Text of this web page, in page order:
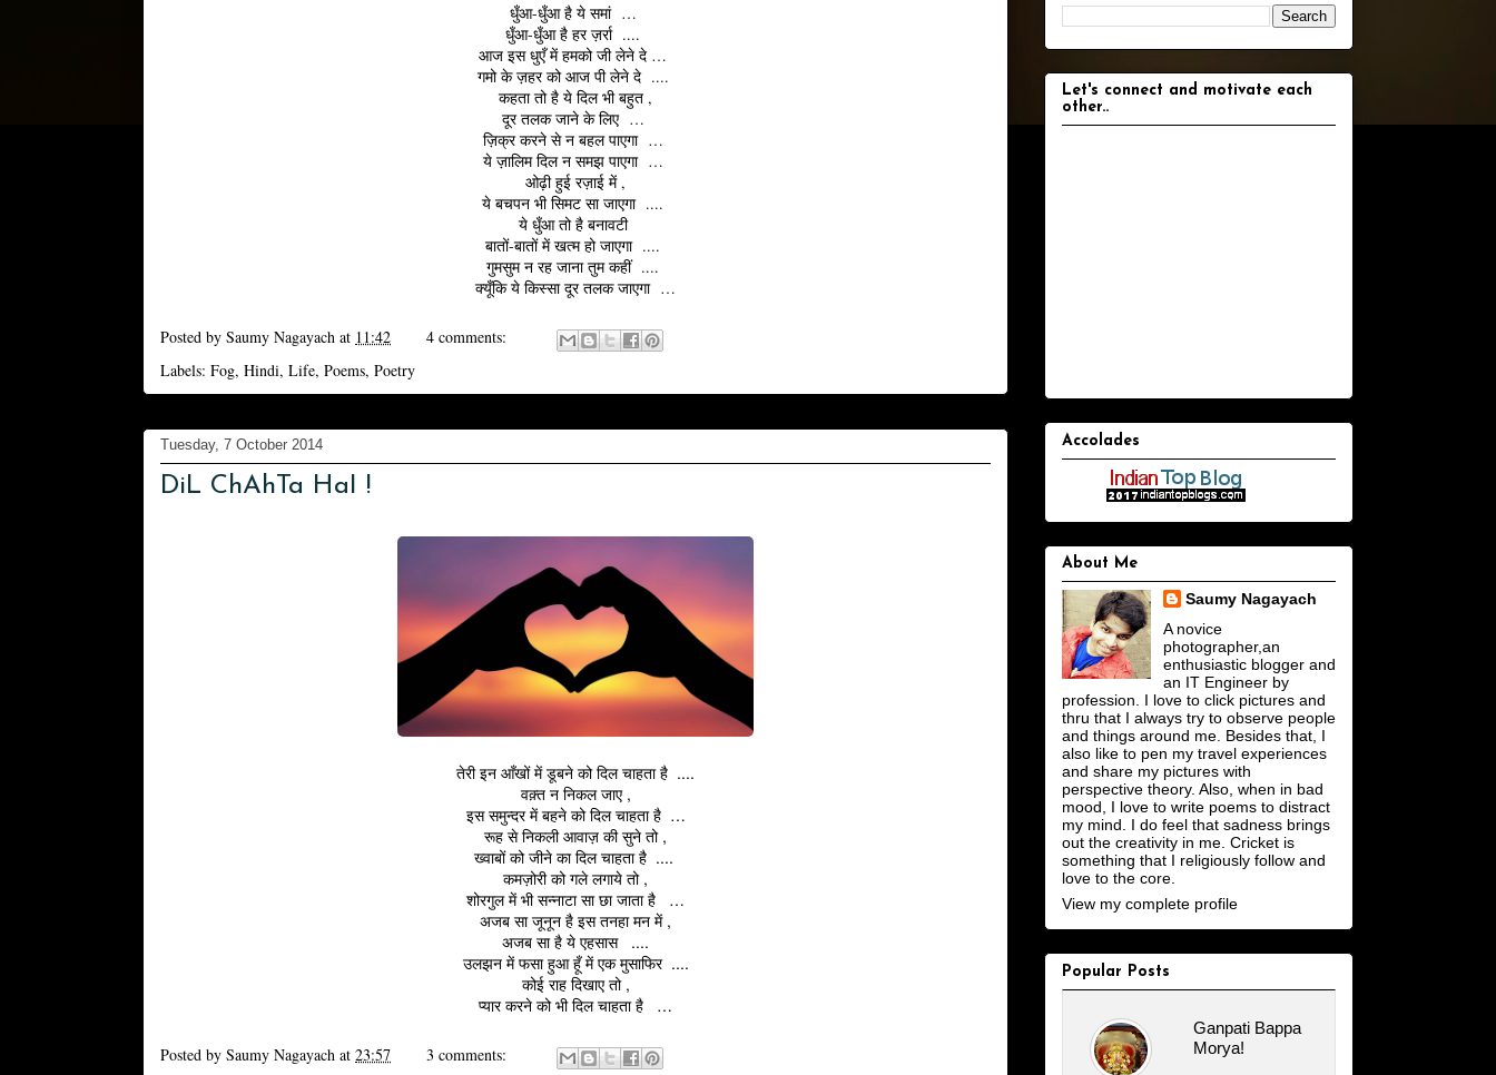
धुँआ-धुँआ है ये समां …
धुँआ-धुँआ है हर ज़र्रा ....
आज इस धुएँ में हमको जी लेने दे …
गमो के ज़हर को आज पी लेने दे ....
कहता तो है ये दिल भी बहुत ,
दूर तलक जाने के लिए …
ज़िक्र करने से न बहल पाएगा …
ये ज़ालिम दिल न समझ पाएगा …
ओढ़ी हुई रज़ाई में ,
ये बचपन भी सिमट सा जाएगा ....
ये धुँआ तो है बनावटी
बातों-बातों में खत्म हो जाएगा ....
गुमसुम न रह जाना तुम कहीं ....
क्यूँकि ये किस्सा दूर तलक जाएगा …
Posted by Saumy Nagayach at 11:42
4 comments:
Labels: Fog, Hindi, Life, Poems, Poetry
Tuesday, 7 October 2014
DiL ChAhTa HaI !
तेरी इन आँखों में डूबने को दिल चाहता है ....
वक़्त न निकल जाए ,
इस समुन्दर में बहने को दिल चाहता है …
रूह से निकली आवाज़ की सुने तो ,
ख्वाबों को जीने का दिल चाहता है ....
कमज़ोरी को गले लगाये तो ,
शोरगुल में भी सन्नाटा सा छा जाता है …
अजब सा जूनून है इस तनहा मन में ,
अजब सा है ये एहसास ....
उलझन में फसा हुआ हूँ में एक मुसाफिर ....
कोई राह दिखाए तो ,
प्यार करने को भी दिल चाहता है …
Posted by Saumy Nagayach at 23:57
3 comments:
Let's connect and motivate each
other..
Accolades
About Me
Saumy Nagayach
A novice
photographer,an
enthusiastic blogger and
an IT Engineer by
profession. I love to click pictures and
thru that I always try to observe people
and things around me. Besides that, I
also like to pen my travel experiences
and share my pictures with
perspective theory. Also, when in bad
mood, I love to write poems to distract
my mind. I do feel that sadness brings
out the creativity in me. Cricket is
something that I religiously follow and
love to the core.
View my complete profile
Popular Posts
Ganpati Bappa
Morya!